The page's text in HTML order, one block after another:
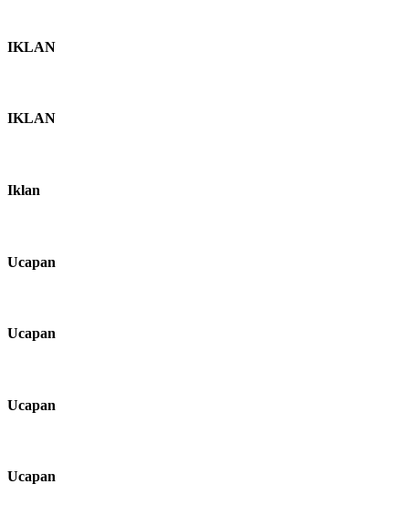
IKLAN
IKLAN
Iklan
Ucapan
Ucapan
Ucapan
Ucapan